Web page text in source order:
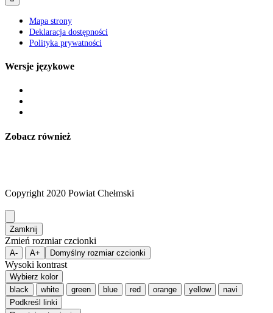
Mapa strony
Deklaracja dostępności
Polityka prywatności
Wersje językowe
Zobacz również
Copyright 2020 Powiat Chełmski
Zamknij
Zmień rozmiar czcionki
A- A+ Domyślny rozmiar czcionki
Wysoki kontrast
Wybierz kolor
black
white green blue red orange yellow
navi
Podkreśl linki